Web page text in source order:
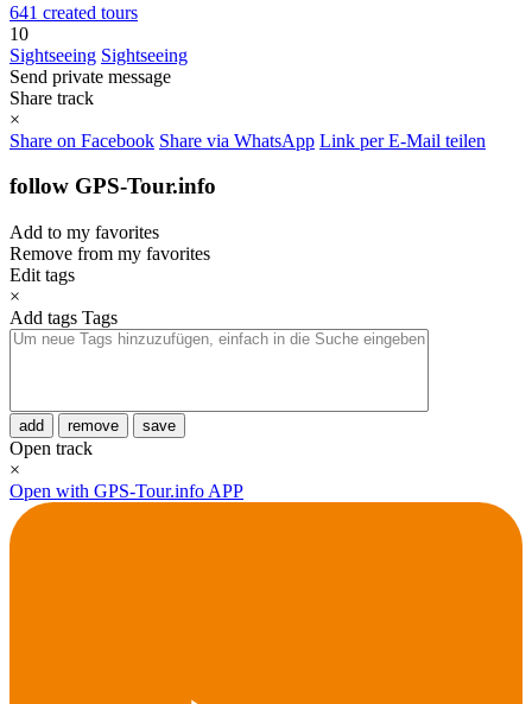
641 created tours
10
Sightseeing Sightseeing
Send private message
Share track
×
Share on Facebook Share via WhatsApp Link per E-Mail teilen
follow GPS-Tour.info
Add to my favorites
Remove from my favorites
Edit tags
×
Add tags Tags
add remove save
Open track
×
Open with GPS-Tour.info APP